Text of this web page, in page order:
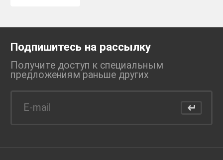
Подпишитесь на рассылку
Получите доступ к специальным
предложениям раньше других